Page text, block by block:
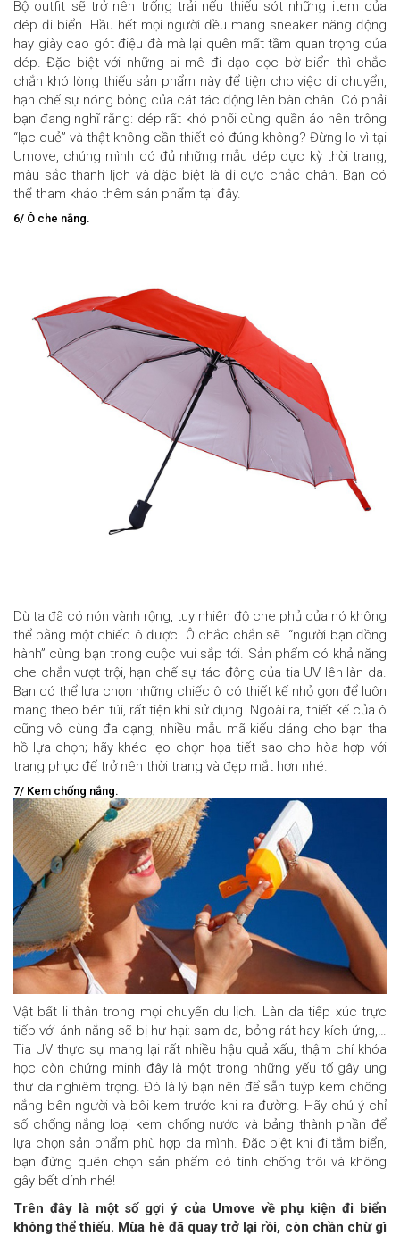
Bộ outfit sẽ trở nên trống trải nếu thiếu sót những item của
dép đi biển. Hầu hết mọi người đều mang sneaker năng động
hay giày cao gót điệu đà mà lại quên mất tầm quan trọng của
dép. Đặc biệt với những ai mê đi dạo dọc bờ biển thì chắc
chắn khó lòng thiếu sản phẩm này để tiện cho việc di chuyển,
hạn chế sự nóng bỏng của cát tác động lên bàn chân. Có phải
bạn đang nghĩ rằng: dép rất khó phối cùng quần áo nên trông
“lạc quẻ” và thật không cần thiết có đúng không? Đừng lo vì tại
Umove, chúng mình có đủ những mẫu dép cực kỳ thời trang,
màu sắc thanh lịch và đặc biệt là đi cực chắc chân. Bạn có
thể tham khảo thêm sản phẩm tại đây.
6/ Ô che nắng.
Dù ta đã có nón vành rộng, tuy nhiên độ che phủ của nó không
thể bằng một chiếc ô được. Ô chắc chắn sẽ “người bạn đồng
hành” cùng bạn trong cuộc vui sắp tới. Sản phẩm có khả năng
che chắn vượt trội, hạn chế sự tác động của tia UV lên làn da.
Bạn có thể lựa chọn những chiếc ô có thiết kế nhỏ gọn để luôn
mang theo bên túi, rất tiện khi sử dụng. Ngoài ra, thiết kế của ô
cũng vô cùng đa dạng, nhiều mẫu mã kiểu dáng cho bạn tha
hồ lựa chọn; hãy khéo lẹo chọn họa tiết sao cho hòa hợp với
trang phục để trở nên thời trang và đẹp mắt hơn nhé.
7/ Kem chống nắng.
Vật bất li thân trong mọi chuyến du lịch. Làn da tiếp xúc trực
tiếp với ánh nắng sẽ bị hư hại: sạm da, bỏng rát hay kích ứng,…
Tia UV thực sự mang lại rất nhiều hậu quả xấu, thậm chí khóa
học còn chứng minh đây là một trong những yếu tố gây ung
thư da nghiêm trọng. Đó là lý bạn nên để sẵn tuýp kem chống
nắng bên người và bôi kem trước khi ra đường. Hãy chú ý chỉ
số chống nắng loại kem chống nước và bảng thành phần để
lựa chọn sản phẩm phù hợp da mình. Đặc biệt khi đi tắm biển,
bạn đừng quên chọn sản phẩm có tính chống trôi và không
gây bết dính nhé!
Trên đây là một số gợi ý của Umove về phụ kiện đi biển
không thể thiếu. Mùa hè đã quay trở lại rồi, còn chần chừ gì